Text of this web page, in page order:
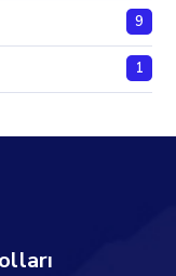
9
1